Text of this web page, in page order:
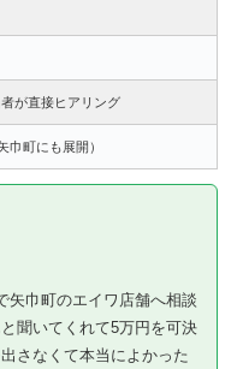
が直接ヒアリング
巾町にも展開）
矢巾町のエイワ店舗へ相談
聞いてくれて5万円を可決
さなくて本当によかった